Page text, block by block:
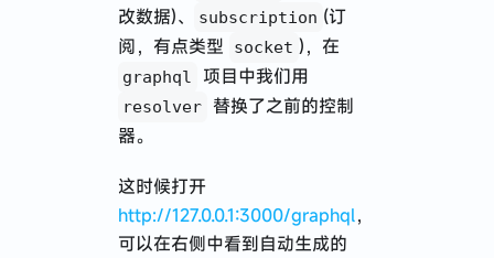
改数据)、
subscription (订
阅，有点类型
socket )，在
graphql 项目中我们用
resolver 替换了之前的控制
器。
这时候打开
http://127.0.0.1:3000/graphql，
可以在右侧中看到自动生成的